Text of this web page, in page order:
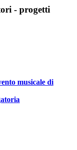
- progetti
musicale di